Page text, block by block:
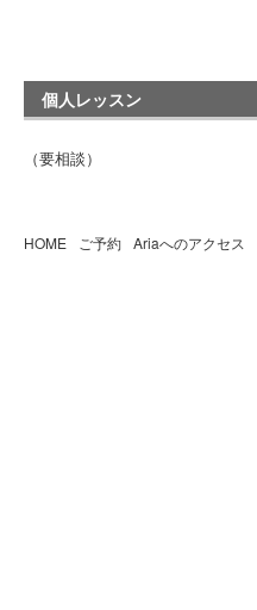
個人レッスン
（要相談）
HOME ご予約 Ariaへのアクセス